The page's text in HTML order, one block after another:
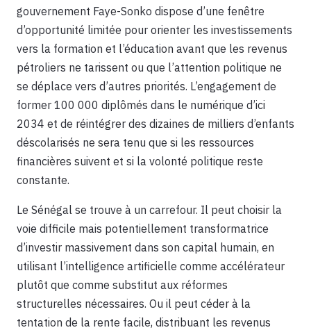
gouvernement Faye-Sonko dispose d’une fenêtre
d’opportunité limitée pour orienter les investissements
vers la formation et l’éducation avant que les revenus
pétroliers ne tarissent ou que l’attention politique ne
se déplace vers d’autres priorités. L’engagement de
former 100 000 diplômés dans le numérique d’ici
2034 et de réintégrer des dizaines de milliers d’enfants
déscolarisés ne sera tenu que si les ressources
financières suivent et si la volonté politique reste
constante.
Le Sénégal se trouve à un carrefour. Il peut choisir la
voie difficile mais potentiellement transformatrice
d’investir massivement dans son capital humain, en
utilisant l’intelligence artificielle comme accélérateur
plutôt que comme substitut aux réformes
structurelles nécessaires. Ou il peut céder à la
tentation de la rente facile, distribuant les revenus